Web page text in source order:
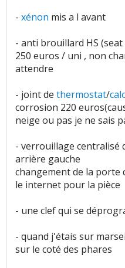
- xénon mis a l avant
- anti brouillard HS
250 euros / uni , non
attendre
- joint de thermostat/
corrosion 220
neige ou pas je ne sais
- verrouillage centralisé
arrière gauche
changement de la
le internet pour la pièce
- une clef qui se
- quand j'étais sur
sur le coté des phares